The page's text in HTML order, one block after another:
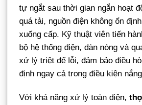
tự ngắt sau thời gian ngắn hoạt
quá tải, nguồn điện không ổn
xuống cấp. Kỹ thuật viên tiến
bộ hệ thống điện, dàn nóng và
xử lý triệt để lỗi, đảm bảo điều
định ngay cả trong điều kiện
Với khả năng xử lý toàn diện,